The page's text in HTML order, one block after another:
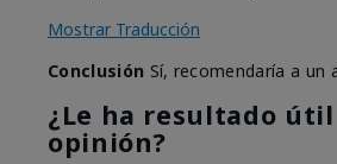
Mostrar Traducción
Conclusión Sí, recomendaría a un
¿Le ha resultado
opinión?